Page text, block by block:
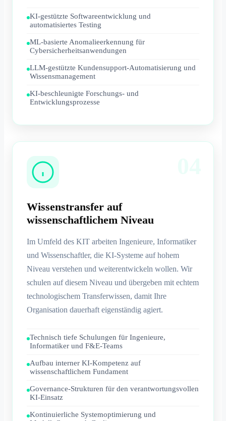
KI-gestützte Softwareentwicklung und
automatisiertes Testing
ML-basierte Anomalieerkennung für
Cybersicherheitsanwendungen
LLM-gestützte Kundensupport-Automatisierung und
Wissensmanagement
KI-beschleunigte Forschungs- und
Entwicklungsprozesse
Wissenstransfer auf
wissenschaftlichem Niveau
Im Umfeld des KIT arbeiten Ingenieure, Informatiker
und Wissenschaftler, die KI-Systeme auf hohem
Niveau verstehen und weiterentwickeln wollen. Wir
schulen auf diesem Niveau und übergeben mit echtem
technologischem Transferwissen, damit Ihre
Organisation dauerhaft eigenständig agiert.
Technisch tiefe Schulungen für Ingenieure,
Informatiker und F&E-Teams
Aufbau interner KI-Kompetenz auf
wissenschaftlichem Fundament
Governance-Strukturen für den verantwortungsvollen
KI-Einsatz
Kontinuierliche Systemoptimierung und